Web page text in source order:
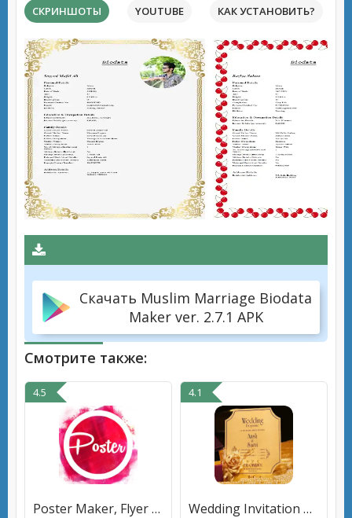
СКРИНШОТЫ YOUTUBE КАК УСТАНОВИТЬ?
Скачать Muslim Marriage Biodata
Maker ver. 2.7.1 APK
Смотрите также:
4.5
Poster Maker, Flyer Maker
4.1
Wedding Invitation Card Maker